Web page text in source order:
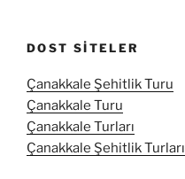
DOST SITELER
Çanakkale Şehitlik Turu
Çanakkale Turu
Çanakkale Turları
Çanakkale Şehitlik Turları